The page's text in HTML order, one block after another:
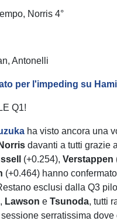
Norris 4°
Antonelli
per l'impeding su
Q1!
ha visto ancora una
Norris davanti a tutti grazie
(+0.254),Verstappen
(+0.464) hanno
esclusi dalla Q3
, Lawson eTsunoda, tutti
serratissima